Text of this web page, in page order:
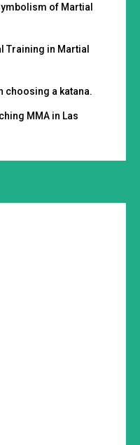
of Martial
Training in Martial
choosing a katana.
MMA in Las